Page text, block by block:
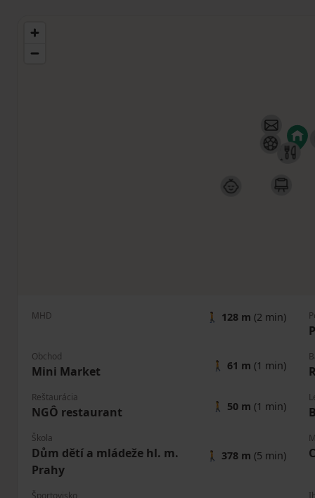
MHD 🚶 128 m (2 min)
Obchod
Mini Market 🚶 61 m (1 min)
Reštaurácia
NGÔ restaurant 🚶 50 m (1 min)
Škola
Dům dětí a mládeže hl. m.
Prahy
🚶 378 m (5 min)
Športovisko